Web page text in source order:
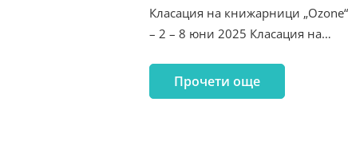
Класация на книжарници
– 2 – 8 юни 2025 Класация на…
Прочети още